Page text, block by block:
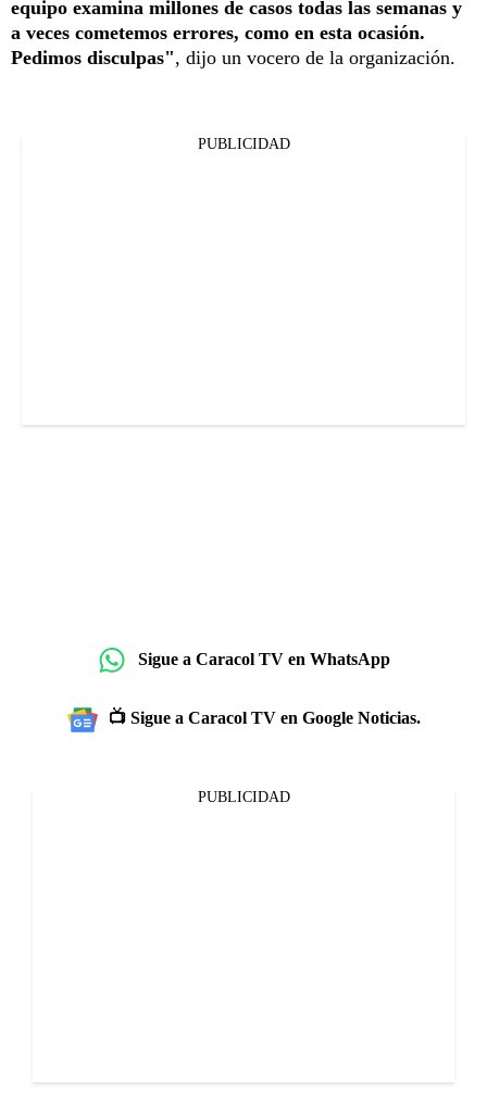
equipo examina millones de casos todas las semanas y
a veces cometemos errores, como en esta ocasión.
Pedimos disculpas", dijo un vocero de la organización.
PUBLICIDAD
Sigue a Caracol TV en WhatsApp
📺 Sigue a Caracol TV en Google Noticias.
PUBLICIDAD